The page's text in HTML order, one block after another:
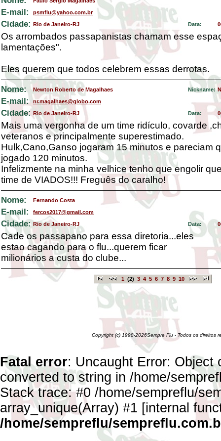
E-mail: psmflu@yahoo.com.br
Cidade: Rio de Janeiro-RJ Data:
Os arrombados passapanistas chamam esse
lamentações".
Eles querem que todos celebrem essas derrotas.
Nome: Newton Roberto de Magalhaes Nickname:
E-mail: nr.magalhaes@globo.com
Cidade: Rio de Janeiro-RJ Data:
Mais uma vergonha de um time ridículo, covarde
veteranos e principalmente superestimado.
Hulk,Cano,Ganso jogaram 15 minutos e pareciam
jogado 120 minutos.
Infelizmente na minha velhice tenho que engolir
time de VIADOS!!! Freguês do caralho!
Nome: Fernando Costa
E-mail: fercos2017@gmail.com
Cidade: Rio de Janeiro-RJ Data:
Cade os passapano para essa diretoria...eles
estao cagando para o flu...querem ficar
milionários a custa do clube...
1 (2) 3 4 5 6 7 8 9 10
Copyright (c) 1998-2026Sempre Flu - Todos os direitos
Fatal error: Uncaught Error: Object
converted to string in /home/
Stack trace: #0 /home/sempreflu/
array_unique(Array) #1 [internal
/home/sempreflu/